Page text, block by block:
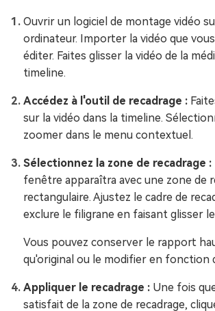
Ouvrir un logiciel de montage vidéo
ordinateur. Importer la vidéo que
éditer. Faites glisser la vidéo de la
timeline.
Accédez à l'outil de recadrage :
sur la vidéo dans la timeline.
zoomer dans le menu contextuel.
Sélectionnez la zone de recadrage :
fenêtre apparaîtra avec une zone de
rectangulaire. Ajustez le cadre de
exclure le filigrane en faisant glisser
Vous pouvez conserver le rapport
qu'original ou le modifier en fonction
Appliquer le recadrage : Une fois
satisfait de la zone de recadrage,